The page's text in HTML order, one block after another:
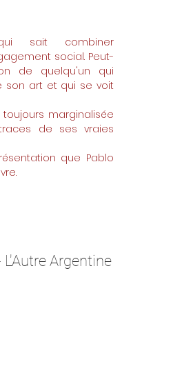
sait combiner
social. Peut-
de
quelqu'un qui
son art et qui se voit
marginalisée
de ses vraies
que Pablo
Argentine